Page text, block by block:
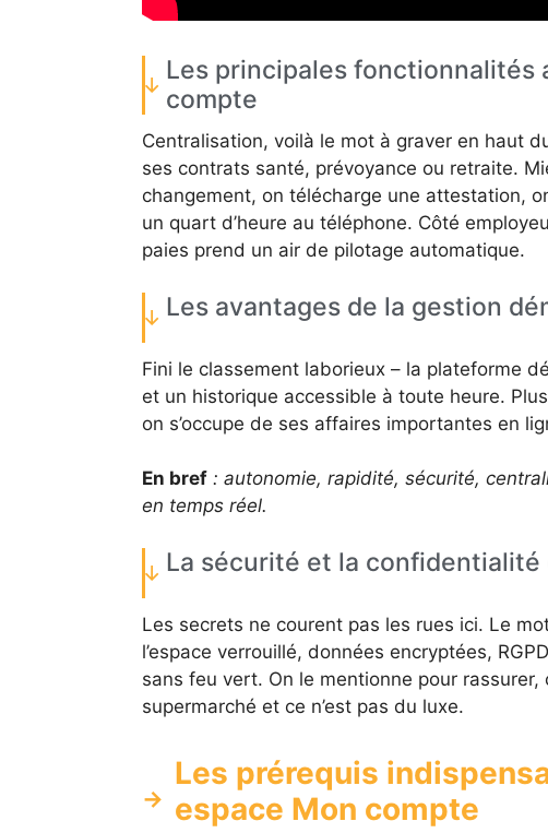
Les principales fonctionnalités
compte
Centralisation, voilà le mot à graver en haut
ses contrats santé, prévoyance ou retraite.
changement, on télécharge une attestation,
un quart d’heure au téléphone. Côté
paies prend un air de pilotage automatique.
Les avantages de la gestion
Fini le classement laborieux – la plateforme
et un historique accessible à toute heure.
on s’occupe de ses affaires importantes en
En bref : autonomie, rapidité, sécurité,
en temps réel.
La sécurité et la
Les secrets ne courent pas les rues ici. Le mot
l’espace verrouillé, données encryptées,
sans feu vert. On le mentionne pour rassurer,
supermarché et ce n’est pas du luxe.
Les prérequis
espace Mon compte